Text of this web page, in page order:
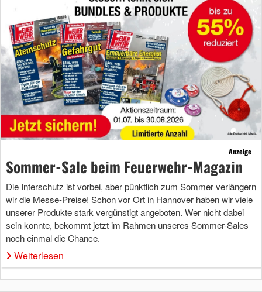
Anzeige
Sommer-Sale beim Feuerwehr-Magazin
Die Interschutz ist vorbei, aber pünktlich zum Sommer verlängern
wir die Messe-Preise! Schon vor Ort in Hannover haben wir viele
unserer Produkte stark vergünstigt angeboten. Wer nicht dabei
sein konnte, bekommt jetzt im Rahmen unseres Sommer-Sales
noch einmal die Chance.
Weiterlesen